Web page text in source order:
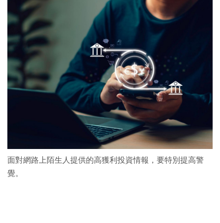
面對網路上陌生人提供的高獲利投資情報，要特別提高警
覺。